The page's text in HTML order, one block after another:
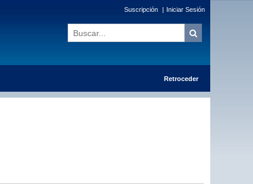
Suscripción | Iniciar Sesión
Retroceder